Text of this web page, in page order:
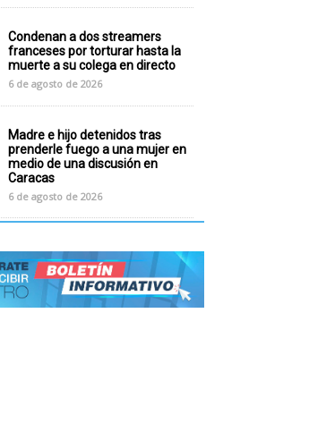
Condenan a dos streamers
franceses por torturar hasta la
muerte a su colega en directo
6 de agosto de 2026
Madre e hijo detenidos tras
prenderle fuego a una mujer en
medio de una discusión en
Caracas
6 de agosto de 2026